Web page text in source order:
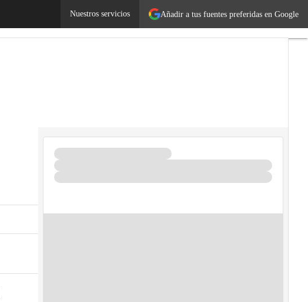
Añadir a tus fuentes preferidas en Google
Nuestros servicios
LegislaciónTecnología